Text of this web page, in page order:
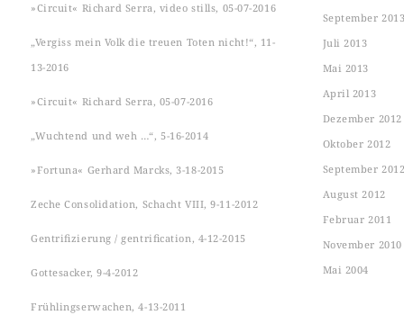
»Circuit« Richard Serra, video stills, 05-07-2016
„Vergiss mein Volk die treuen Toten nicht!“, 11-
13-2016
»Circuit« Richard Serra, 05-07-2016
„Wuchtend und weh …“, 5-16-2014
»Fortuna« Gerhard Marcks, 3-18-2015
Zeche Consolidation, Schacht VIII, 9-11-2012
Gentrifizierung / gentrification, 4-12-2015
Gottesacker, 9-4-2012
Frühlingserwachen, 4-13-2011
September
Juli 2013
Mai 2013
April 2013
Dezember 2012
Oktober 2012
September
August 2012
Februar 2011
November 2010
Mai 2004